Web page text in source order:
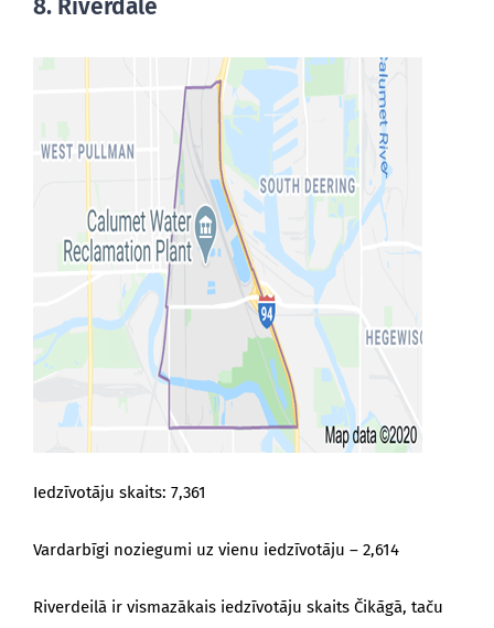
8. Riverdale
Iedzīvotāju skaits: 7,361
Vardarbīgi noziegumi uz vienu iedzīvotāju – 2,614
Riverdeilā ir vismazākais iedzīvotāju skaits Čikāgā, taču